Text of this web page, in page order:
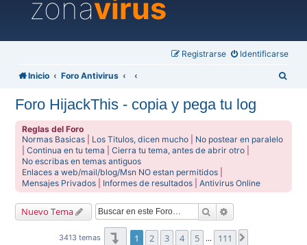
zonavirus
Identificarse
Registrarse
Inicio Foro Antivirus
Foro HijackThis - copia y pega tu log
Reglas del Foro
Normas Basicas
Los Titulos, dicen mucho
No postear en paralelo
|Continua en tu tema |Cierra tu tema, antes de abrir otro
No escribas en temas antiguos
Enlaces a web/mail/blog/Msn NO estan permitidos
Mensajes Privados
Informes de resultados |Antivirus Online
Nuevo Tema Buscar
3413 temas Página1de111
1 2 3 4 5 … 111